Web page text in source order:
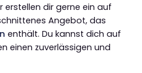
erstellen dir gerne ein auf
Angebot, das
enthält. Du kannst dich auf
einen zuverlässigen und